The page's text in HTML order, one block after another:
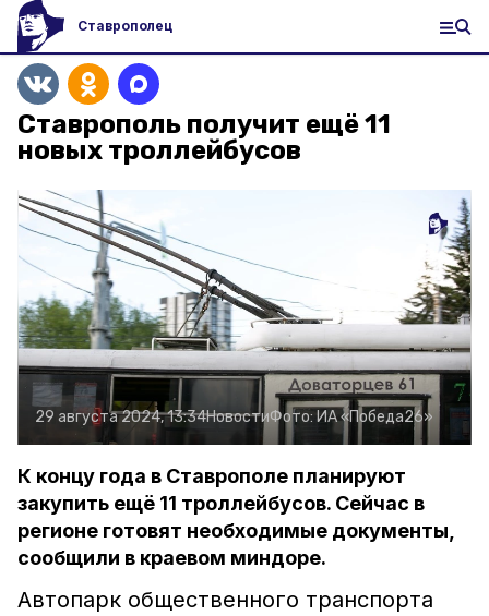
Ставрополец
Ставрополь получит ещё 11
новых троллейбусов
29 августа 2024, 13:34НовостиФото: ИА «Победа26»
К концу года в Ставрополе планируют
закупить ещё 11 троллейбусов. Сейчас в
регионе готовят необходимые документы,
сообщили в краевом миндоре.
Автопарк общественного транспорта